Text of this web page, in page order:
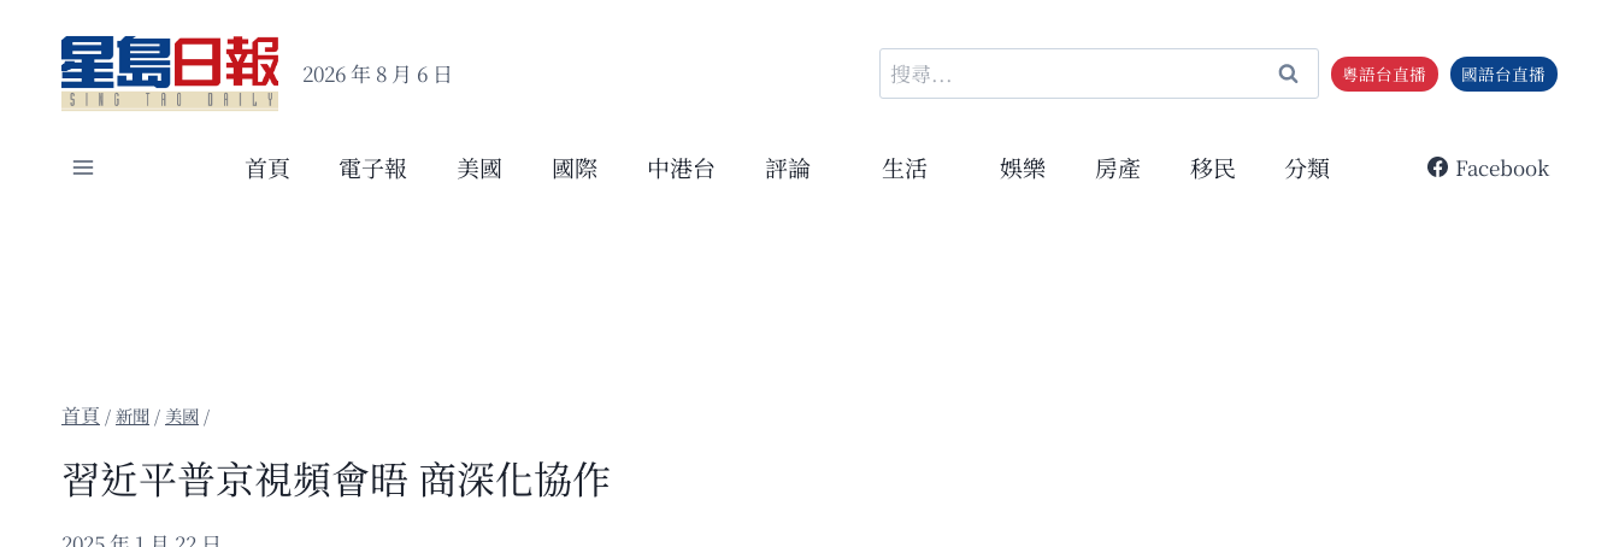
content
2026 年 8 月 6 日
搜
尋
鍵
粵語台直播 國語台直播
首頁 電子報 美國 國際 中港台 評論 生活 娛樂 房產 移民 分類 Facebook
/新聞 / 美國 /
習近平普京視頻會晤 商深化協作